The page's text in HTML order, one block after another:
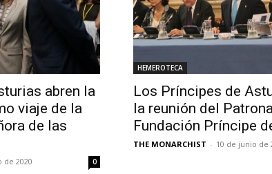
abren la
viaje de la
de las
de 2020 0
HEMEROTECA
Los Príncipes de
la reunión del
Fundación Príncipe
THE MONARCHIST - 10 de junio de